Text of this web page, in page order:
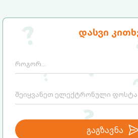
დასვი
გაგზავნა
მათი ეფექტი და რას